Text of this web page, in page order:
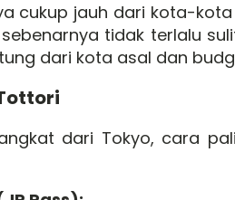
cukup jauh dari kota-
sebenarnya tidak terlalu
dari kota asal dan
dari Tokyo, cara